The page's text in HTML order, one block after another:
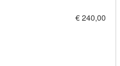
€ 240,00